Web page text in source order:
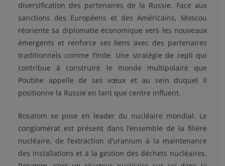
diversification des partenaires de la Russie. Face aux
sanctions des Européens et des Américains, Moscou
réoriente sa diplomatie économique vers les nouveaux
émergents et renforce ses liens avec des partenaires
traditionnels comme l’Inde. Une stratégie de repli qui
contribue à construire le monde multipolaire que
Poutine appelle de ses vœux et au sein duquel il
positionne la Russie en tant que centre influent.
Rosatom se pose en leader du nucléaire mondial. Le
conglomérat est présent dans l’ensemble de la filière
nucléaire, de l’extraction d’uranium à la maintenance
des installations et à la gestion des déchets nucléaires.